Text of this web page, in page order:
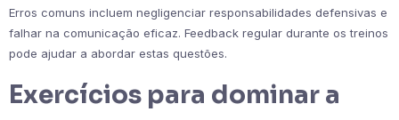
Erros comuns incluem negligenciar responsabilidades defensivas e
falhar na comunicação eficaz. Feedback regular durante os treinos
pode ajudar a abordar estas questões.
Exercícios para dominar a